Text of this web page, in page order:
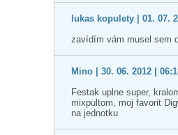
lukas kopulety | 01. 07.
zavídím vám musel sem
Mino | 30. 06. 2012 |
Festak uplne super,
mixpultom, moj favorit
na jednotku